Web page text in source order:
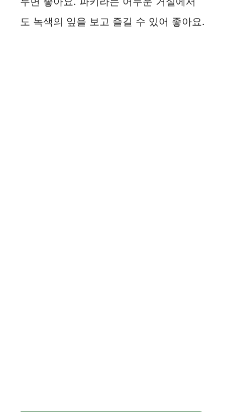
도 녹색의 잎을 보고 즐길 수 있어 좋아요.